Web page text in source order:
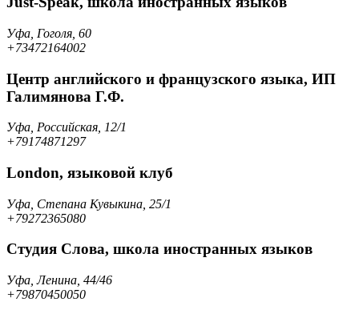
Уфа, Гоголя, 60
+73472164002
Центр английского и французского языка, ИП
Галимянова Г.Ф.
Уфа, Российская, 12/1
+79174871297
London, языковой клуб
Уфа, Степана Кувыкина, 25/1
+79272365080
Студия Слова, школа иностранных языков
Уфа, Ленина, 44/46
+79870450050